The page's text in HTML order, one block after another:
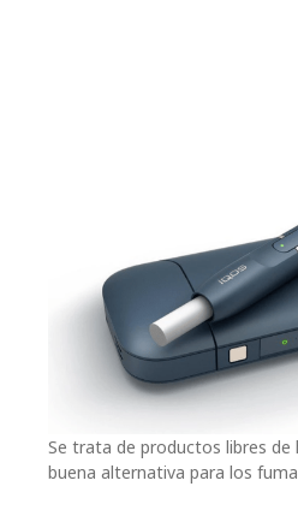
Se trata de productos libres de
buena alternativa para los